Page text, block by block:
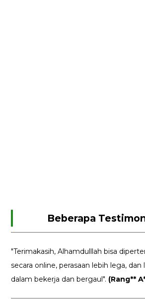
Beberapa
"Terimakasih, Alhamdulllah bisa
secara online, perasaan lebih lega, dan
dalam bekerja dan bergaul". (Rang**